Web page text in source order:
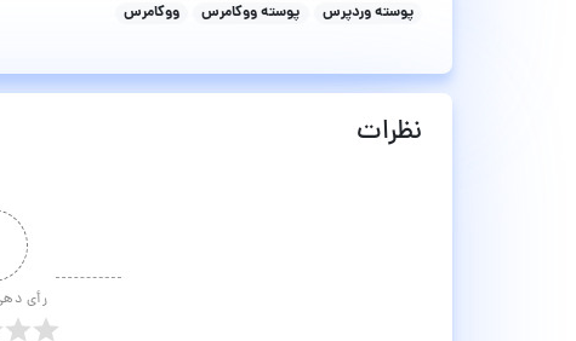
پوسته وردپرس
پوسته ووکامرس ووکامرس
نظرات
رأی